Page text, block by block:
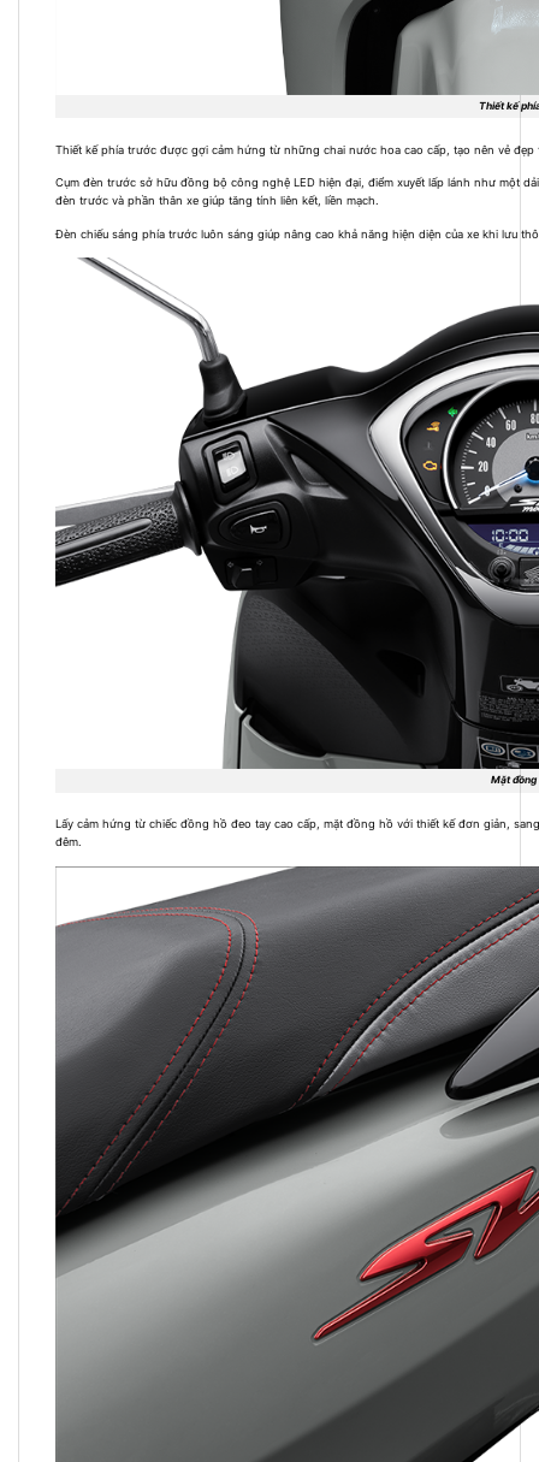
Thiết kế
Thiết kế phía trước được gợi cảm hứng từ những chai nước hoa cao cấp, tạo nên vẻ
Cụm đèn trước sở hữu đồng bộ công nghệ LED hiện đại, điểm xuyết lấp lánh như một
đèn trước và phần thân xe giúp tăng tính liên kết, liền mạch.
Đèn chiếu sáng phía trước luôn sáng giúp nâng cao khả năng hiện diện của xe khi lưu
Mặt đồng
Lấy cảm hứng từ chiếc đồng hồ đeo tay cao cấp, mặt đồng hồ với thiết kế đơn giản,
đêm.